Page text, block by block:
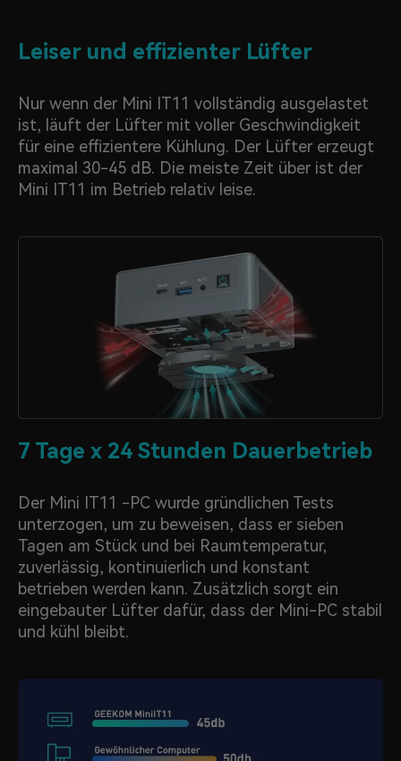
Leiser und effizienter Lüfter
Nur wenn der Mini IT11 vollständig ausgelastet
ist, läuft der Lüfter mit voller Geschwindigkeit
für eine effizientere Kühlung. Der Lüfter erzeugt
maximal 30-45 dB. Die meiste Zeit über ist der
Mini IT11 im Betrieb relativ leise.
7 Tage x 24 Stunden Dauerbetrieb
Der Mini IT11 -PC wurde gründlichen Tests
unterzogen, um zu beweisen, dass er sieben
Tagen am Stück und bei Raumtemperatur,
zuverlässig, kontinuierlich und konstant
betrieben werden kann. Zusätzlich sorgt ein
eingebauter Lüfter dafür, dass der Mini-PC stabil
und kühl bleibt.